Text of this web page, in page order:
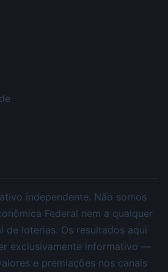
independente. Não somos
Federal nem a qualquer
de loterias. Os resultados aqui
exclusivamente informativo —
e premiações nos canais